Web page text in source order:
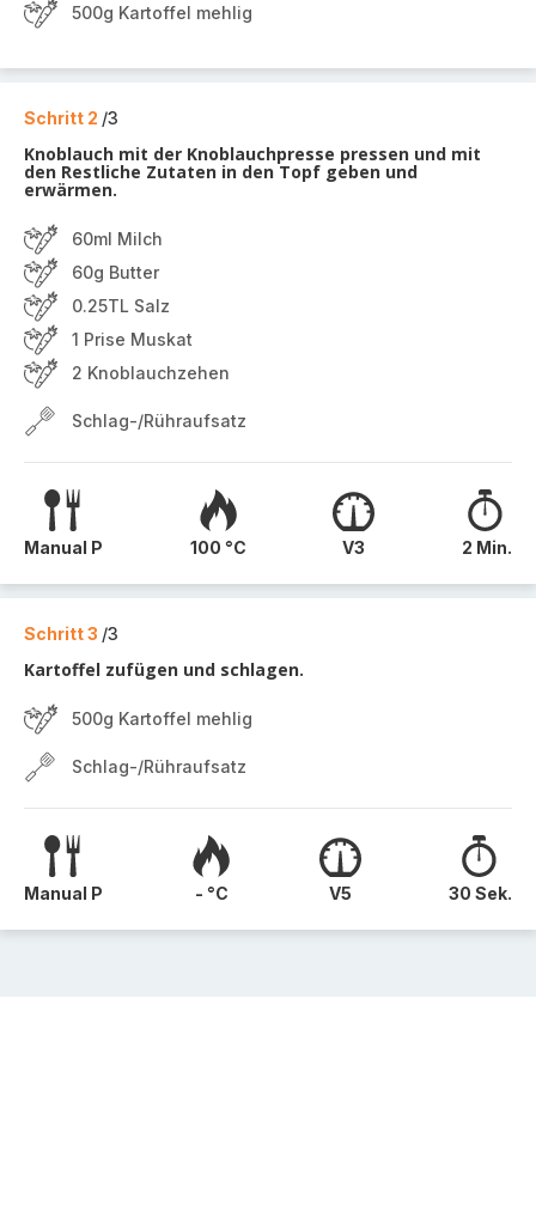
500g Kartoffel mehlig
Schritt 2 /3
Knoblauch mit der Knoblauchpresse pressen und mit
den Restliche Zutaten in den Topf geben und
erwärmen.
60ml Milch
60g Butter
0.25TL Salz
1 Prise Muskat
2 Knoblauchzehen
Schlag-/Rühraufsatz
Manual P 100 °C V3 2 Min.
Schritt 3 /3
Kartoffel zufügen und schlagen.
500g Kartoffel mehlig
Schlag-/Rühraufsatz
Manual P - °C V5 30 Sek.